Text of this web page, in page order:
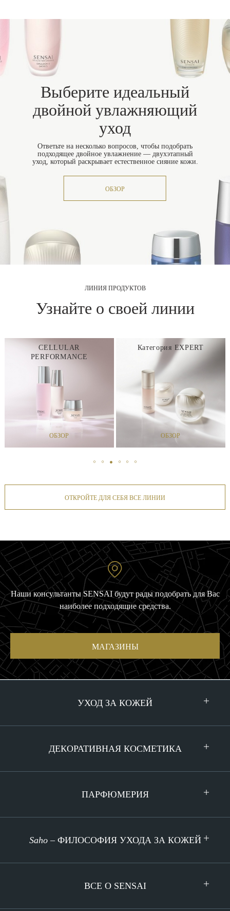
Выберите идеальный
двойной увлажняющий
уход
Ответьте на несколько вопросов, чтобы подобрать
подходящее двойное увлажнение — двухэтапный
уход, который раскрывает естественное сияние кожи.
ОБЗОР
ЛИНИЯ ПРОДУКТОВ
Узнайте о своей линии
Категория EXPERT
ОБЗОР
SILKY
ОБЗОР
ОТКРОЙТЕ ДЛЯ СЕБЯ ВСЕ ЛИНИИ
Наши консультанты SENSAI будут рады подобрать для Вас
наиболее подходящие средства.
МАГАЗИНЫ
УХОД ЗА КОЖЕЙ
ДЕКОРАТИВНАЯ КОСМЕТИКА
ПАРФЮМЕРИЯ
Saho– ФИЛОСОФИЯ УХОДА ЗА КОЖЕЙ
BCE O SENSAI